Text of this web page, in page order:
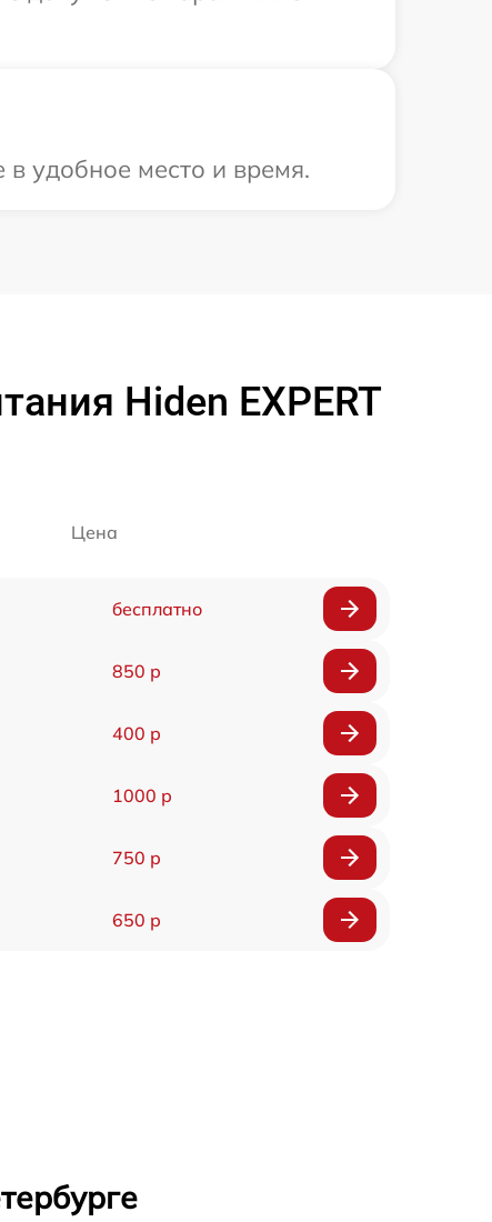
удобное место и время.
Hiden EXPERT
Цена
бесплатно
850 р
400 р
1000 р
750 р
650 р